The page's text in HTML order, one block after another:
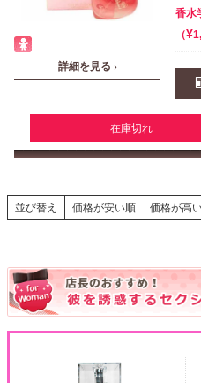
詳細を見る ›
香水
¥
在庫切れ
並び替え 価格が安い順 価格が高